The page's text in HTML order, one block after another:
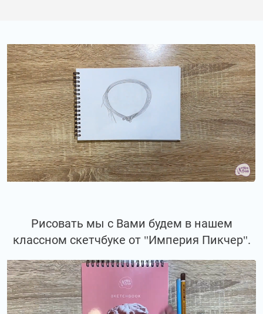
Рисовать мы с Вами будем в нашем
классном скетчбуке от "Империя Пикчер".